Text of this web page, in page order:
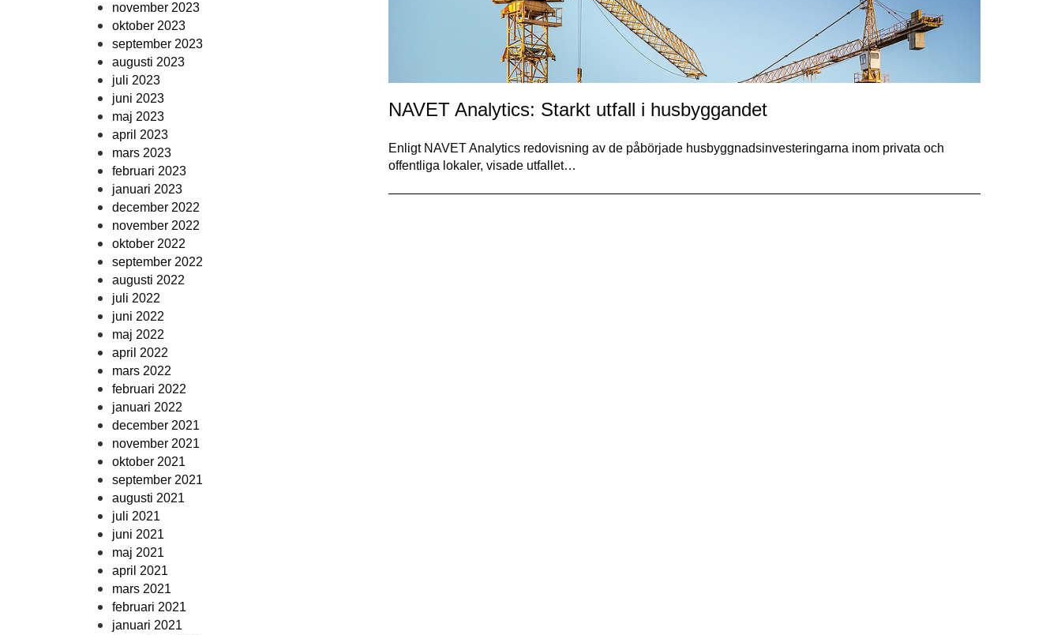
november 2023
oktober 2023
september 2023
augusti 2023
juli 2023
juni 2023
maj 2023
april 2023
mars 2023
februari 2023
januari 2023
december 2022
november 2022
oktober 2022
september 2022
augusti 2022
juli 2022
juni 2022
maj 2022
april 2022
mars 2022
februari 2022
januari 2022
december 2021
november 2021
oktober 2021
september 2021
augusti 2021
juli 2021
juni 2021
maj 2021
april 2021
mars 2021
februari 2021
januari 2021
NAVET Analytics: Starkt utfall i husbyggandet
Enligt NAVET Analytics redovisning av de påbörjade husbyggnadsinvesteringarna inom privata och
offentliga lokaler, visade utfallet…